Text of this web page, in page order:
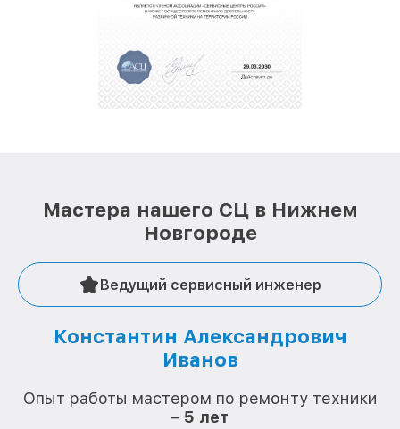
Мастера нашего СЦ в Нижнем
Новгороде
Ведущий сервисный инженер
Константин Александрович
Иванов
Опыт работы мастером по ремонту техники
– 5 лет